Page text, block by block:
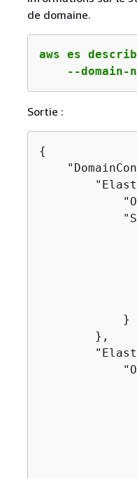
de domaine.
aws es
--domain-
Sortie :
{
            }
        },